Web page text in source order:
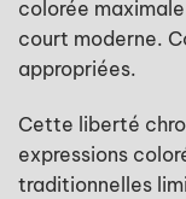
colorée
court moderne.
appropriées.
Cette liberté
expressions
traditionnelles